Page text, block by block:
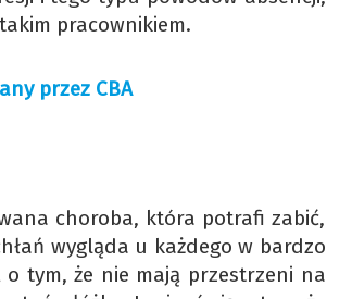
pracownikiem.
przez CBA
choroba, która potrafi zabić,
wygląda u każdego w bardzo
o tym, że nie mają przestrzeni na